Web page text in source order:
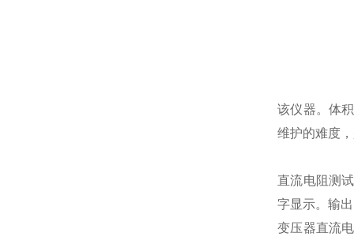
该仪器。体
维护的难度
直流电阻测
字显示。输
变压器直流